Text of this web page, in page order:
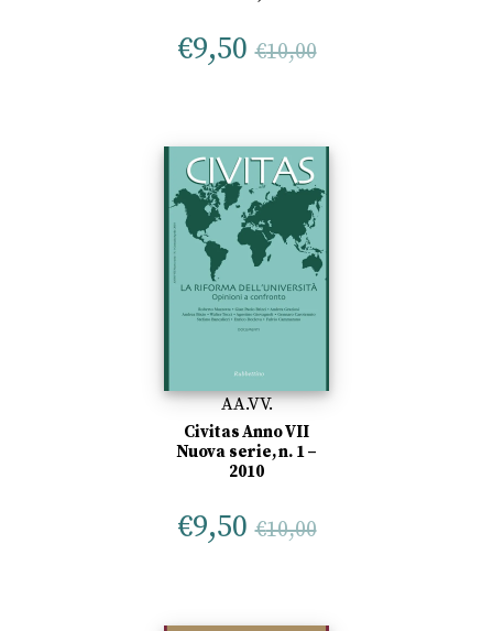
€9,50 €10,00
AA.VV.
Civitas Anno VII
Nuova serie, n. 1 –
2010
€9,50 €10,00